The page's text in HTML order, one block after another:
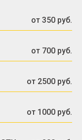
от 350 руб.
от 700 руб.
от 2500 руб.
от 1000 руб.